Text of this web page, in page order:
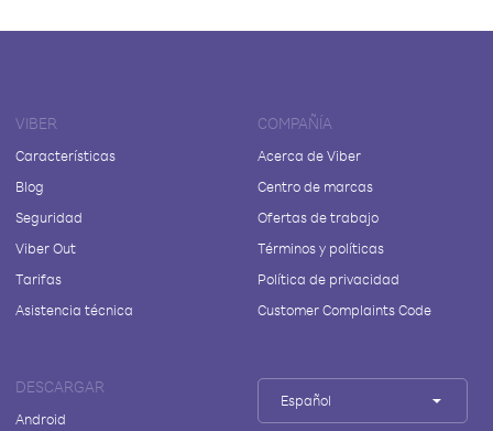
VIBER
Características
Blog
Seguridad
Viber Out
Tarifas
Asistencia técnica
COMPAÑÍA
Acerca de Viber
Centro de marcas
Ofertas de trabajo
Términos y políticas
Política de privacidad
Customer Complaints Code
DESCARGAR
Android
Español